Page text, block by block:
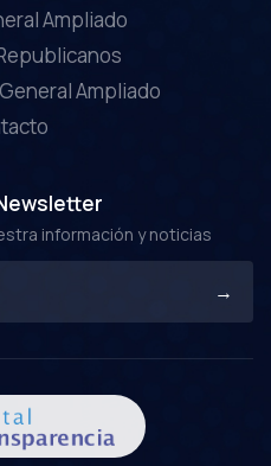
Ampliado
Ampliado
información y noticias